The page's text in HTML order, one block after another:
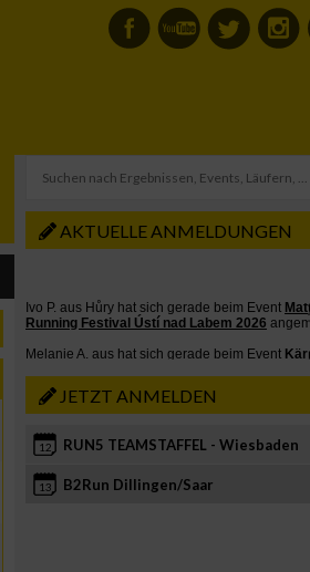
AKTUELLE ANMELDUNGEN
JETZT ANMELDEN
12 RUN5 TEAMSTAFFEL - Wiesbaden
13 B2Run Dillingen/Saar